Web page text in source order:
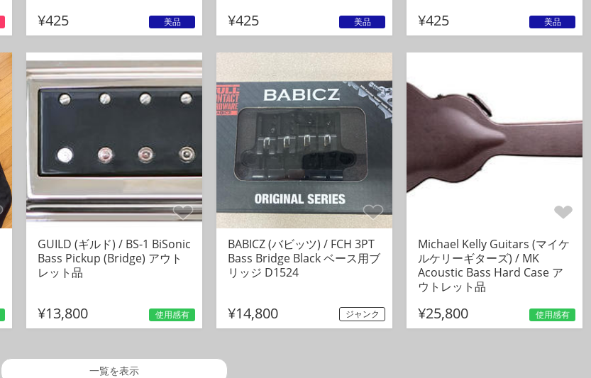
¥425 美品 ¥425 美品 ¥425 美品
GUILD (ギルド) / BS-1 BiSonic
Bass Pickup (Bridge) アウト
レット品
¥13,800 使用感有
BABICZ (バビッツ) / FCH 3PT
Bass Bridge Black ベース用ブ
リッジ D1524
¥14,800 ジャンク
Michael Kelly Guitars (マイケ
ルケリーギターズ) / MK
Acoustic Bass Hard Case ア
ウトレット品
¥25,800 使用感有
一覧を表示